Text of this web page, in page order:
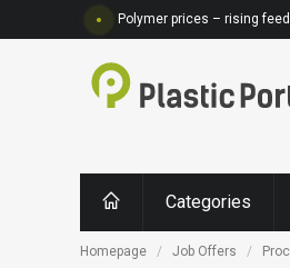
Polymer prices – rising
Categories
Homepage Job Offers